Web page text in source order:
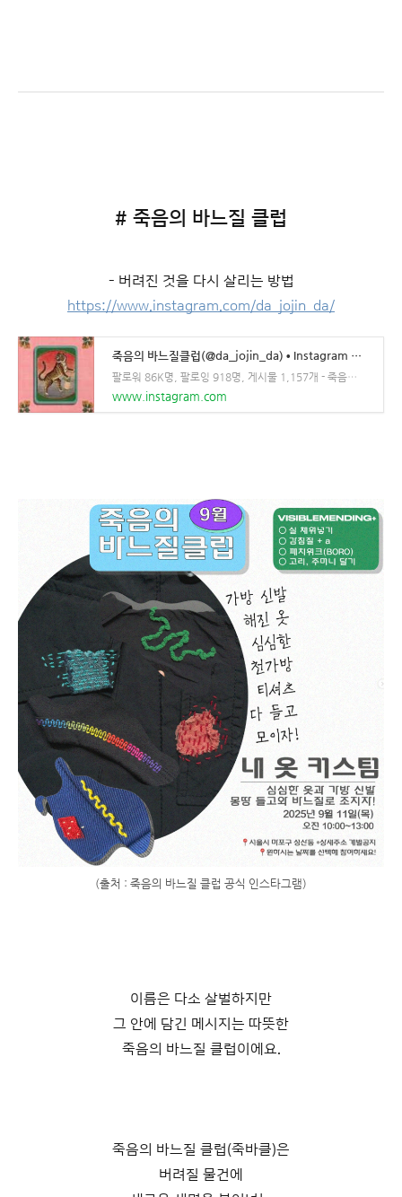
# 죽음의 바느질 클럽
- 버려진 것을 다시 살리는 방법
https://www.instagram.com/da_jojin_da/
죽음의 바느질클럽(@da_jojin_da) • Instagram 사진 및 동영상
팔로워 86K명, 팔로잉 918명, 게시물 1,157개 - 죽음의 바느질클럽(@da_jojin_da)님의 Instagram 사진 및 동영상 보기
www.instagram.com
(출처 : 죽음의 바느질 클럽 공식 인스타그램)
이름은 다소 살벌하지만
그 안에 담긴 메시지는 따뜻한
죽음의 바느질 클럽이에요.
죽음의 바느질 클럽(죽바클)은
버려질 물건에